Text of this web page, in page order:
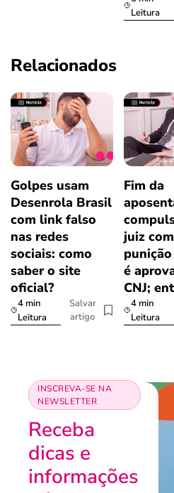
Leitura
Relacionados
Golpes usam
Desenrola Brasil
com link falso
nas redes
sociais: como
saber o site
oficial?
4 min
Leitura
Salvar
artigo
Fim da
juiz
é
CNJ;
4 min
Leitura
INSCREVA-SE NA
NEWSLETTER
Receba
dicas e
informações